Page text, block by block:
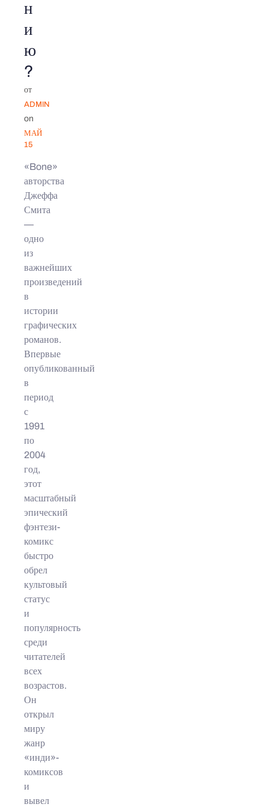
н
и
ю
?
от
ADMIN
on
МАЙ
15
«Bone»
авторства
Джеффа
Смита
—
одно
из
важнейших
произведений
в
истории
графических
романов.
Впервые
опубликованный
в
период
с
1991
по
2004
год,
этот
масштабный
эпический
фэнтези-
комикс
быстро
обрел
культовый
статус
и
популярность
среди
читателей
всех
возрастов.
Он
открыл
миру
жанр
«инди»-
комиксов
и
вывел